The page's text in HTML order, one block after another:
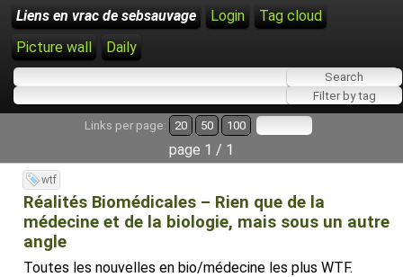
Liens en vrac de sebsauvage Login
Tag cloud
Picture wall
Daily
Links per page: 20 50 100
page 1 / 1
wtf
Réalités Biomédicales – Rien que de la
médecine et de la biologie, mais sous un autre
angle
Toutes les nouvelles en bio/médecine les plus WTF.